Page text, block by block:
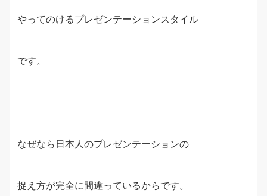
やってのけるプレゼンテーションスタイル
です。
なぜなら日本人のプレゼンテーションの
捉え方が完全に間違っているからです。